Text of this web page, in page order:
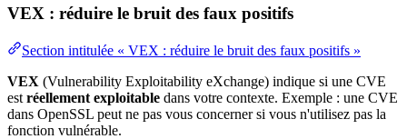
VEX : réduire le bruit des faux positifs
Section intitulée « VEX : réduire le bruit des faux positifs »
VEX (Vulnerability Exploitability eXchange) indique si une CVE
est réellement exploitable dans votre contexte. Exemple : une CVE
dans OpenSSL peut ne pas vous concerner si vous n'utilisez pas la
fonction vulnérable.